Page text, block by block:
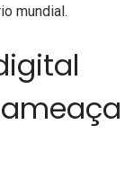
mundial.